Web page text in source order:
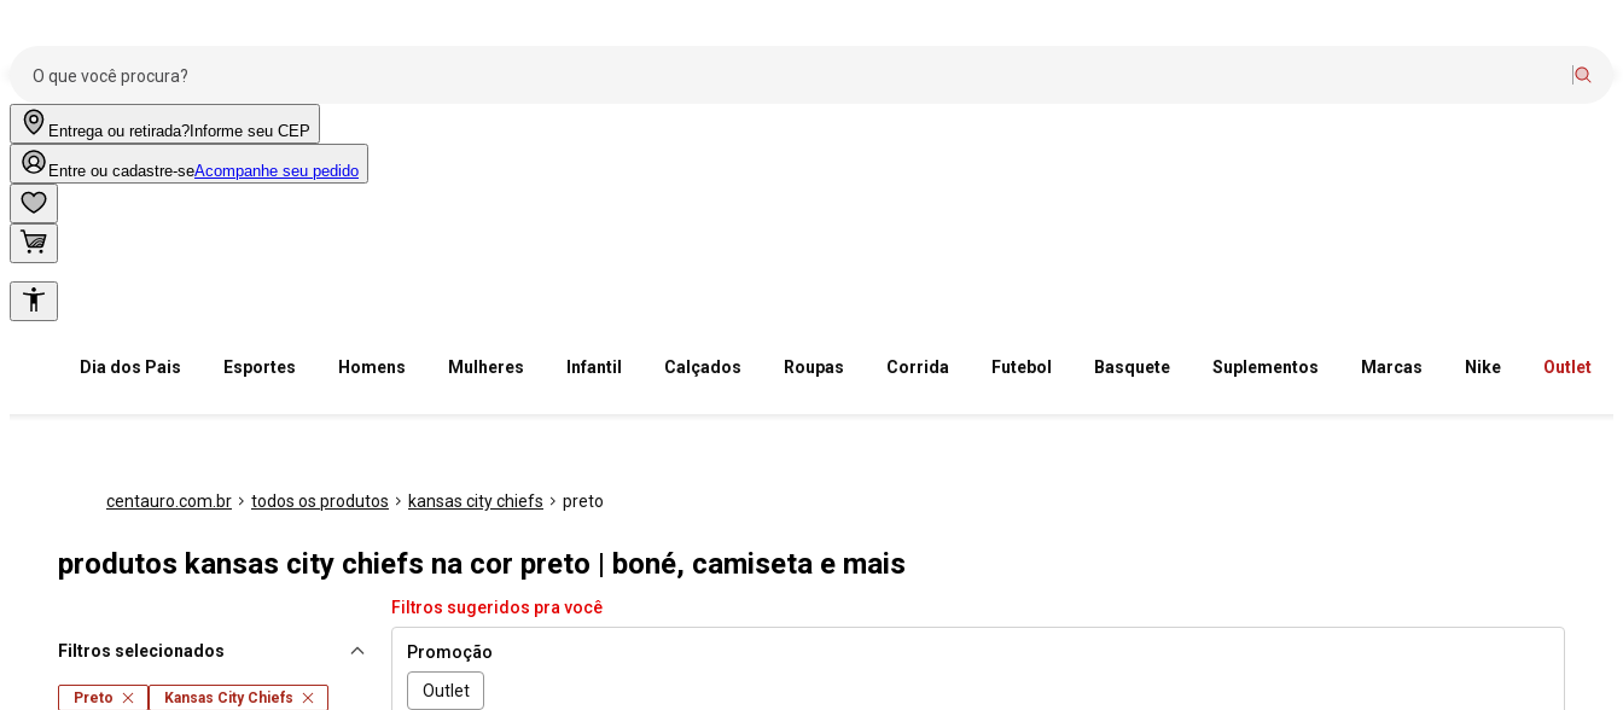
Entrega ou retirada? Informe seu CEP
Entre ou cadastre-seAcompanhe seu pedido
Dia dos Pais Esportes Homens Mulheres Infantil Calçados Roupas Corrida Futebol Basquete Suplementos Marcas Nike Outlet
centauro.com.br todos os produtos kansas city chiefs preto
produtos kansas city chiefs na cor preto | boné, camiseta e mais
Filtros selecionados
Preto Kansas City Chiefs
Filtros sugeridos pra você
Promoção
Outlet